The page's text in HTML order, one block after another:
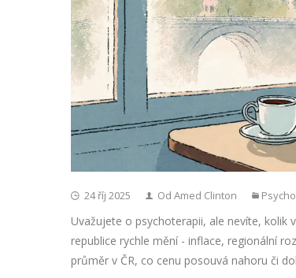
24 říj 2025 Od Amed Clinton
Uvažujete o psychoterapii, ale nevíte, kolik
republice rychle mění - inflace, regionální
průměr v ČR, co cenu posouvá nahoru či